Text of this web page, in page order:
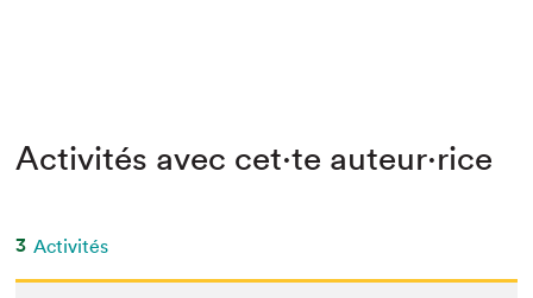
Activités avec cet·te auteur·rice
3 Activités